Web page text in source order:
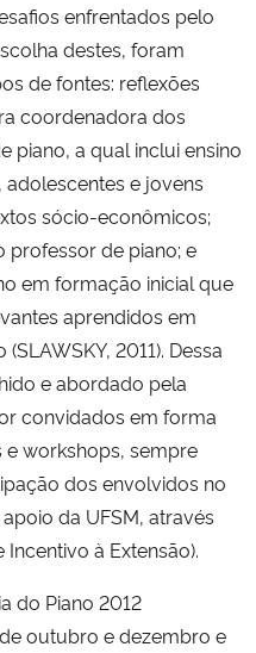
Humanos
enfrentados pelo
destes, foram
de fontes: reflexões
coordenadora dos
piano, a qual inclui ensino
e jovens
sócio-econômicos;
professor de piano; e
em formação inicial que
aprendidos em
2011). Dessa
e abordado pela
convidados em forma
e workshops, sempre
dos envolvidos no
da UFSM, através
à Extensão).
do Piano 2012
outubro e dezembro e